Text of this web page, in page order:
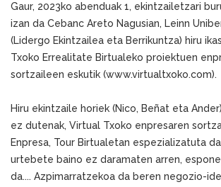
Gaur, 2023ko abenduak 1, ekintzailetzari
izan da Cebanc Areto Nagusian, Leinn
(Lidergo Ekintzailea eta Berrikuntza) hiru
Txoko Errealitate Birtualeko proiektuen
sortzaileen eskutik (www.virtualtxoko.com).
Hiru ekintzaile horiek (Nico, Beñat eta
ez dutenak, Virtual Txoko enpresaren
Enpresa, Tour Birtualetan espezializatuta
urtebete baino ez daramaten arren,
da.... Azpimarratzekoa da beren negozio-